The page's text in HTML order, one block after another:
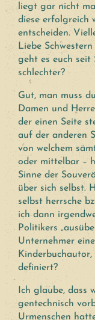
liegt gar nicht
diese erfolgreich
entscheiden.
Liebe
geht es euch seit
schlechter?
Gut, man muss
Damen und
der einen Seite
auf der anderen
von welchem
oder mittelbar –
Sinne der
über sich selbst.
selbst herrsche
ich dann
Politikers
Unternehmer
definiert?
Ich glaube, dass
gentechnisch
Urmenschen